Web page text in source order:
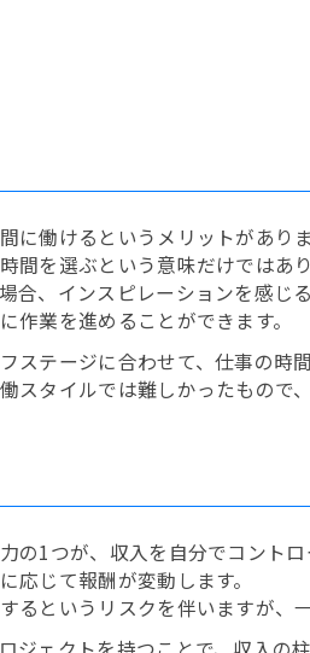
に働けるというメリットがありま
間を選ぶという意味だけではあ
合、インスピレーションを感じ
作業を進めることができます。
ステージに合わせて、仕事の時
スタイルでは難しかったもので
の1つが、収入を自分でコントロ
応じて報酬が変動します。
るというリスクを伴いますが、